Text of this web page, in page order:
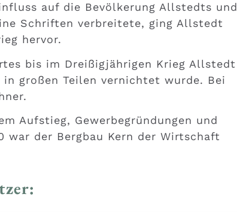
auf die Bevölkerung Allstedts und
Schriften verbreitete, ging Allstedt
hervor.
bis im Dreißigjährigen Krieg Allstedt
großen Teilen vernichtet wurde. Bei
Aufstieg, Gewerbegründungen und
war der Bergbau Kern der Wirtschaft